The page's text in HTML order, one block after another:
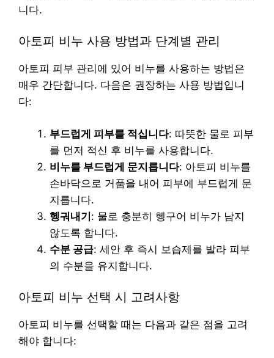
니다.
아토피 비누 사용 방법과 단계별 관리
아토피 피부 관리에 있어 비누를 사용하는 방법은
매우 간단합니다. 다음은 권장하는 사용 방법입니
다:
부드럽게 피부를 적십니다: 따뜻한 물로 피부
를 먼저 적신 후 비누를 사용합니다.
비누를 부드럽게 문지릅니다: 아토피 비누를
손바닥으로 거품을 내어 피부에 부드럽게 문
지릅니다.
헹궈내기: 물로 충분히 헹구어 비누가 남지
않도록 합니다.
수분 공급: 세안 후 즉시 보습제를 발라 피부
의 수분을 유지합니다.
아토피 비누 선택 시 고려사항
아토피 비누를 선택할 때는 다음과 같은 점을 고려
해야 합니다: